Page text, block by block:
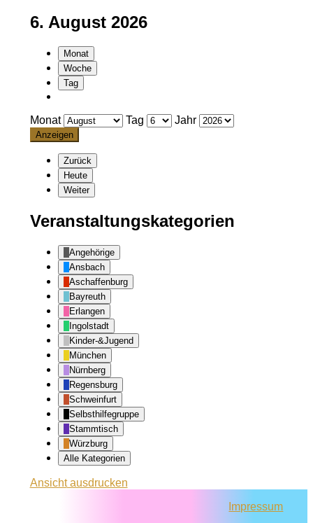
6. August 2026
Monat
Woche
Tag
Monat Tag Jahr
Zurück
Heute
Weiter
Veranstaltungskategorien
Angehörige
Ansbach
Aschaffenburg
Bayreuth
Erlangen
Ingolstadt
Kinder-&Jugend
München
Nürnberg
Regensburg
Schweinfurt
Selbsthilfegruppe
Stammtisch
Würzburg
Alle Kategorien
Ansichtausdrucken
Impressum